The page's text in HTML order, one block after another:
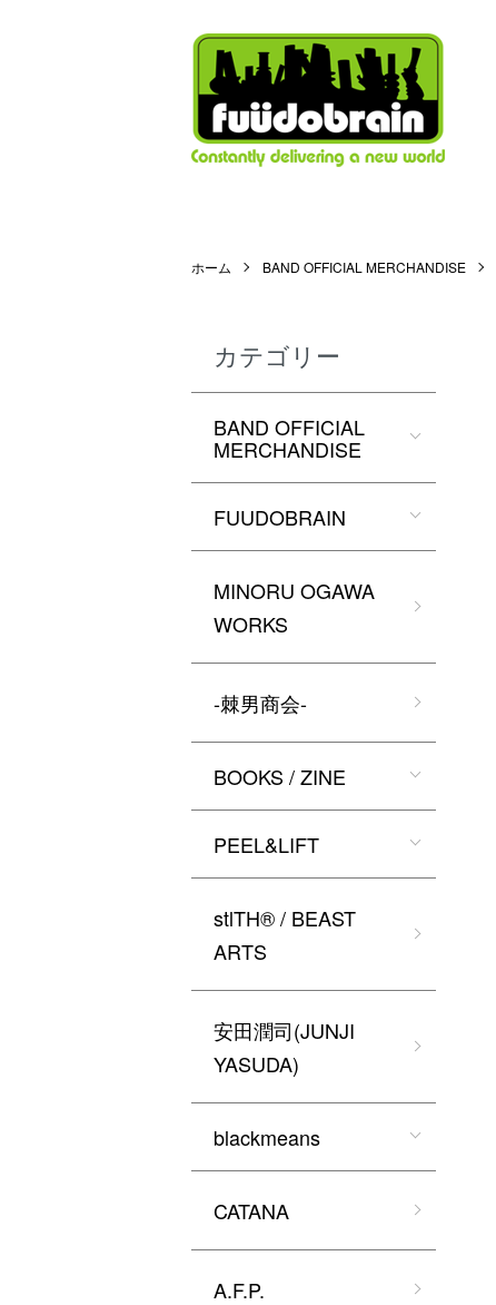
ホーム BAND OFFICIAL MERCHANDISE
カテゴリー
BAND OFFICIAL
MERCHANDISE
FUUDOBRAIN
MINORU OGAWA
WORKS
-棘男商会-
BOOKS / ZINE
PEEL&LIFT
stlTH® / BEAST
ARTS
安田潤司(JUNJI
YASUDA)
blackmeans
CATANA
A.F.P.